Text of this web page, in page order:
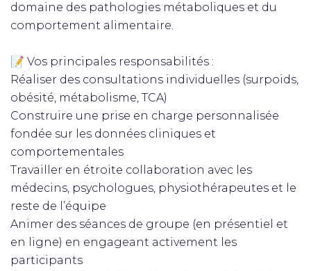
domaine des pathologies métaboliques et du
comportement alimentaire.
📝 Vos principales responsabilités :
Réaliser des consultations individuelles (surpoids,
obésité, métabolisme, TCA)
Construire une prise en charge personnalisée
fondée sur les données cliniques et
comportementales
Travailler en étroite collaboration avec les
médecins, psychologues, physiothérapeutes et le
reste de l’équipe
Animer des séances de groupe (en présentiel et
en ligne) en engageant activement les
participants